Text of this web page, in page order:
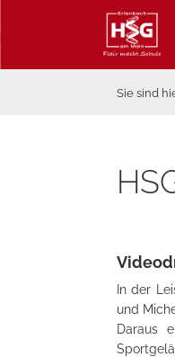
Sie sind
In der
und
Daraus